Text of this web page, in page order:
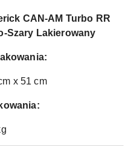
CAN-AM Turbo RR
Szary Lakierowany
x 51 cm